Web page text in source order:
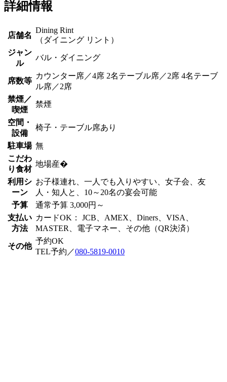
詳細情報
店舗名
Dining Rint
（ダイニング リント）
ジャン
ル
バル・ダイニング
席数等
カウンター席／4席 2名テーブル席／2席 4名テーブ
ル席／2席
禁煙／
喫煙
禁煙
空間・
設備
椅子・テーブル席あり
駐車場 無
こだわ
り食材
地場産�
利用シ
ーン
お子様連れ、一人でも入りやすい、女子会、友
人・知人と、10～20名の宴会可能
予算
通常予算 3,000円～
支払い
方法
カードOK： JCB、AMEX、Diners、VISA、
MASTER、電子マネー、その他（QR決済）
その他
予約OK
TEL予約／080-5819-0010